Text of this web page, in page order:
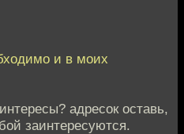
и в моих
адресок оставь,
заинтересуются.